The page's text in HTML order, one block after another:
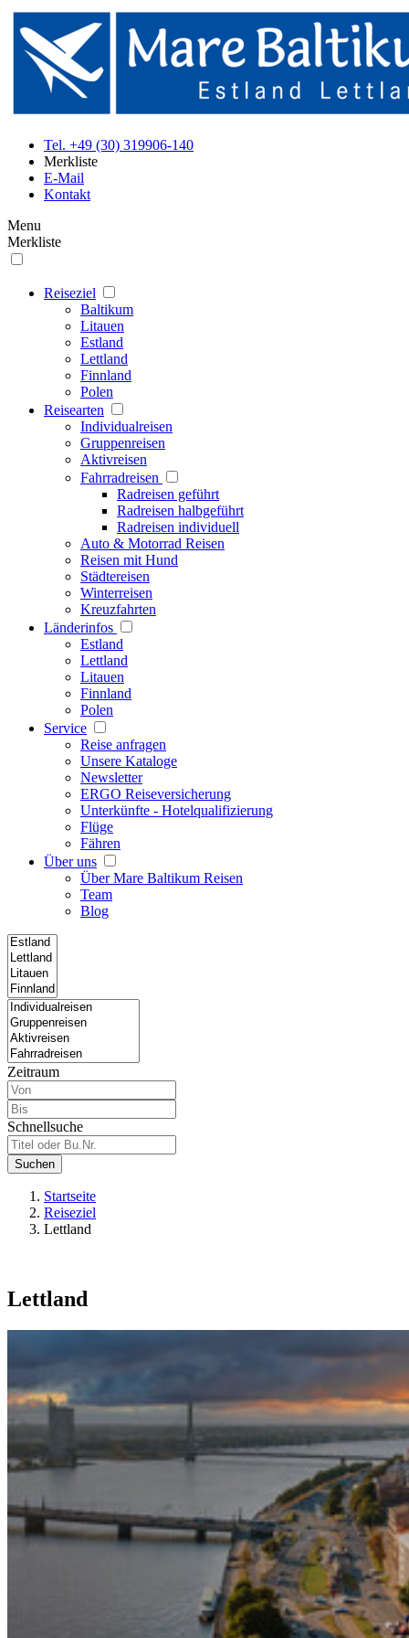
Tel. +49 (30) 319906-140
Merkliste
E-Mail
Kontakt
Menu
Merkliste
Reiseziel
Baltikum
Litauen
Estland
Lettland
Finnland
Polen
Reisearten
Individualreisen
Gruppenreisen
Aktivreisen
Fahrradreisen
Radreisen geführt
Radreisen halbgeführt
Radreisen individuell
Auto & Motorrad Reisen
Reisen mit Hund
Städtereisen
Winterreisen
Kreuzfahrten
Länderinfos
Estland
Lettland
Litauen
Finnland
Polen
Service
Reise anfragen
Unsere Kataloge
Newsletter
ERGO Reiseversicherung
Unterkünfte - Hotelqualifizierung
Flüge
Fähren
Über uns
Über Mare Baltikum Reisen
Team
Blog
Zeitraum
Schnellsuche
Suchen
Startseite
Reiseziel
Lettland
Lettland